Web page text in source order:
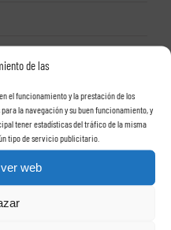
de las
el funcionamiento y la prestación de los
la navegación y su buen funcionamiento, y
tener estadísticas del tráfico de la misma
tipo de servicio publicitario.
web